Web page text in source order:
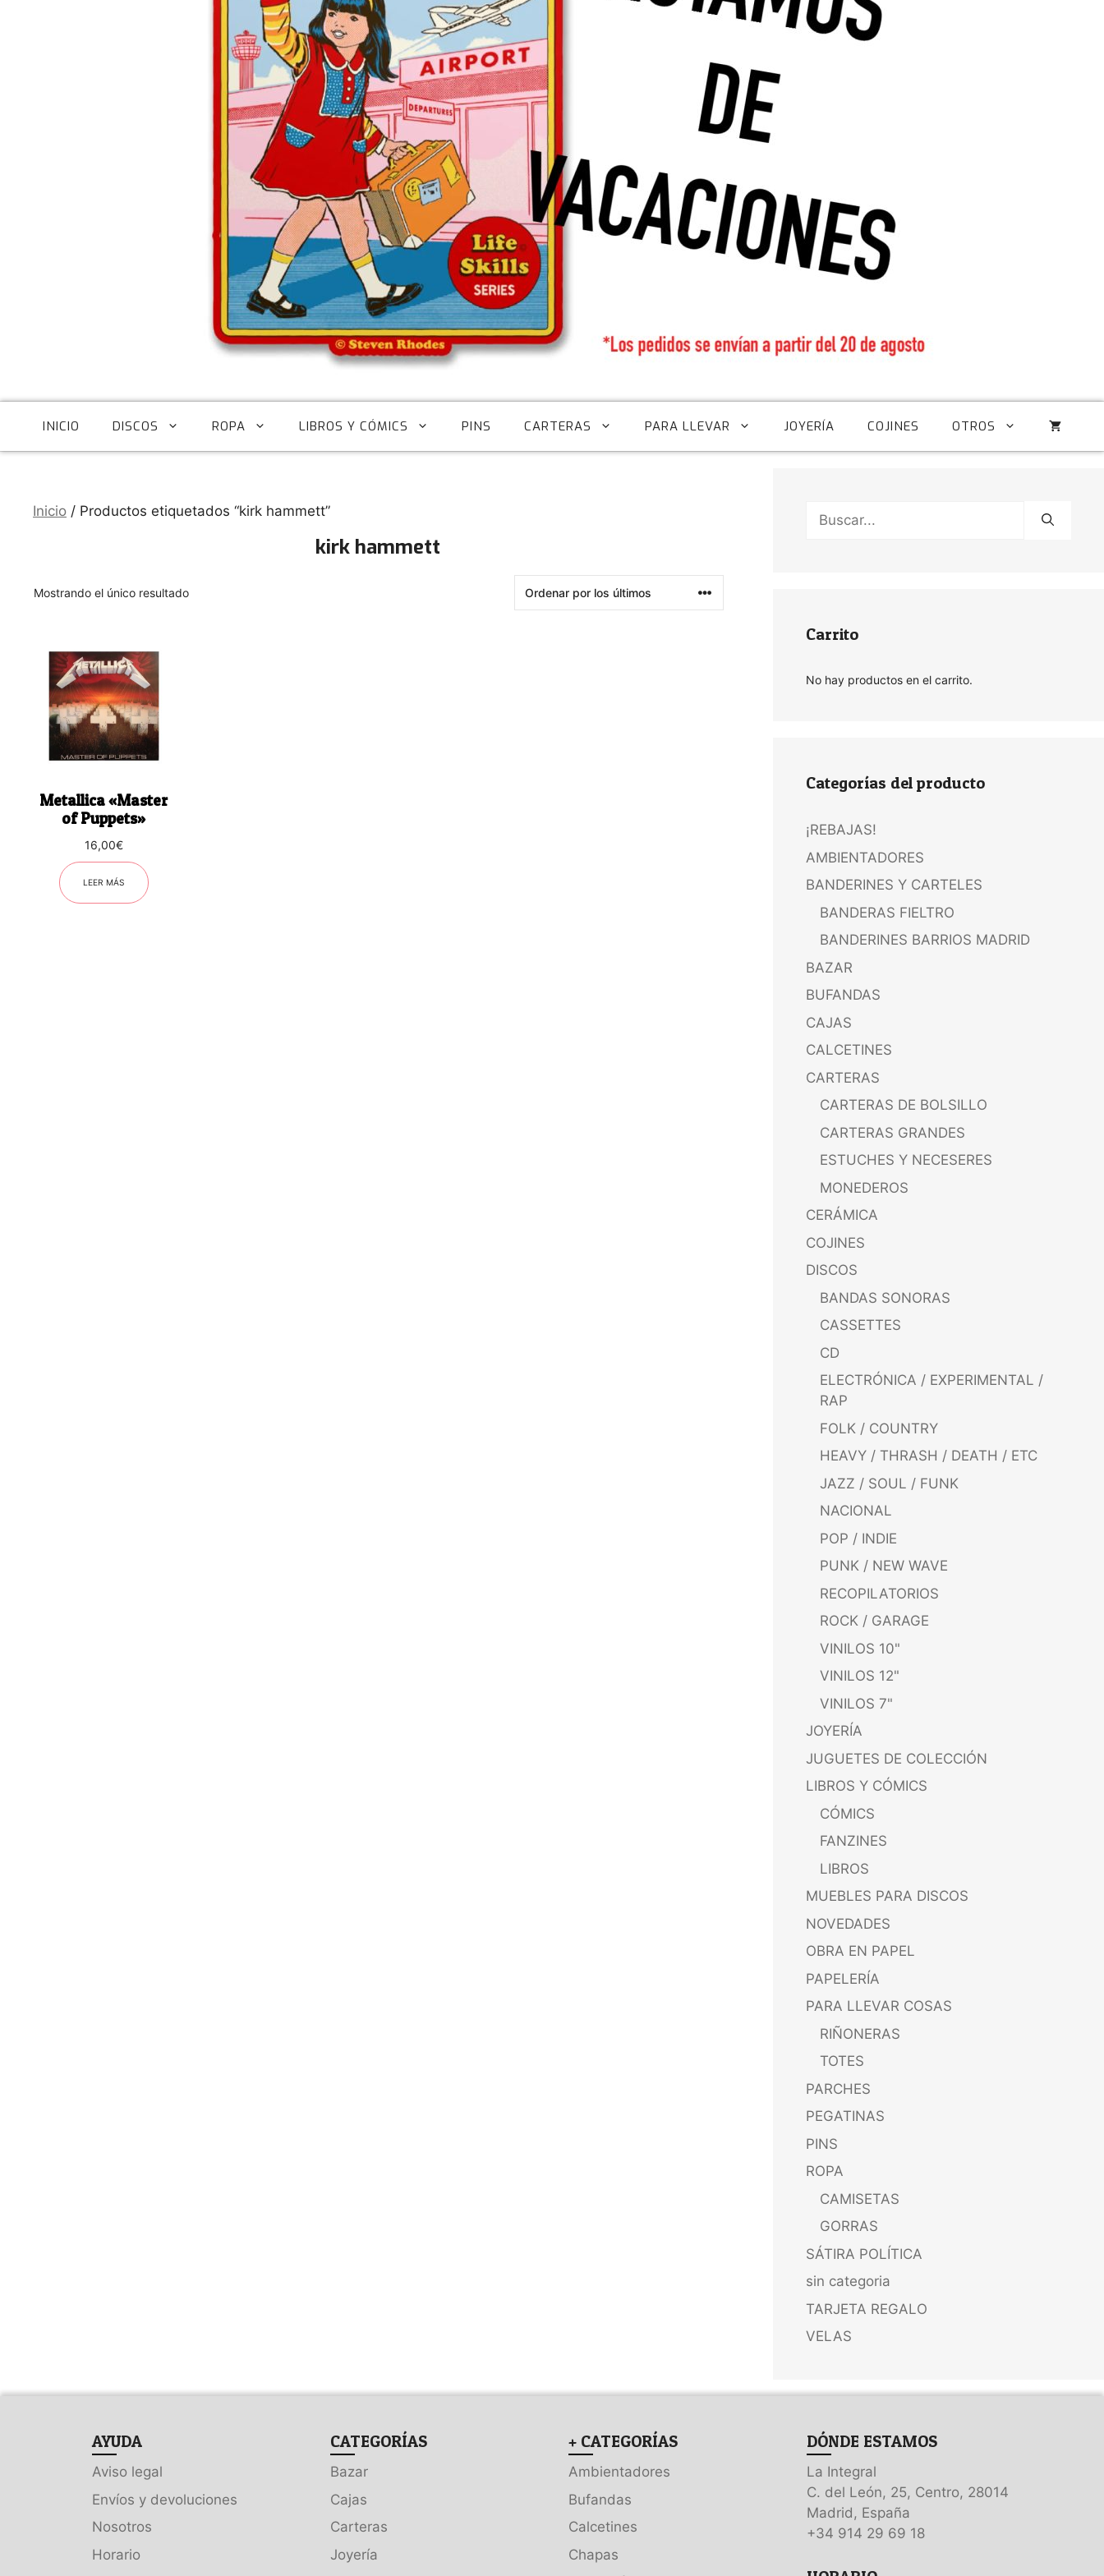
INICIO DISCOS ROPA LIBROS Y CÓMICS PINS CARTERAS PARA LLEVAR JOYERÍA COJINES OTROS
Inicio / Productos etiquetados “kirk hammett”
kirk hammett
Mostrando el único resultado
Metallica «Master
of Puppets»
16,00€
LEER MÁS
Buscar:
Carrito
No hay productos en el carrito.
Categorías del producto
¡REBAJAS!
AMBIENTADORES
BANDERINES Y CARTELES
BANDERAS FIELTRO
BANDERINES BARRIOS MADRID
BAZAR
BUFANDAS
CAJAS
CALCETINES
CARTERAS
CARTERAS DE BOLSILLO
CARTERAS GRANDES
ESTUCHES Y NECESERES
MONEDEROS
CERÁMICA
COJINES
DISCOS
BANDAS SONORAS
CASSETTES
CD
ELECTRÓNICA / EXPERIMENTAL /
RAP
FOLK / COUNTRY
HEAVY / THRASH / DEATH / ETC
JAZZ / SOUL / FUNK
NACIONAL
POP / INDIE
PUNK / NEW WAVE
RECOPILATORIOS
ROCK / GARAGE
VINILOS 10"
VINILOS 12"
VINILOS 7"
JOYERÍA
JUGUETES DE COLECCIÓN
LIBROS Y CÓMICS
CÓMICS
FANZINES
LIBROS
MUEBLES PARA DISCOS
NOVEDADES
OBRA EN PAPEL
PAPELERÍA
PARA LLEVAR COSAS
RIÑONERAS
TOTES
PARCHES
PEGATINAS
PINS
ROPA
CAMISETAS
GORRAS
SÁTIRA POLÍTICA
sin categoria
TARJETA REGALO
VELAS
AYUDA
Aviso legal
Envíos y devoluciones
Nosotros
Horario
CATEGORÍAS
Bazar
Cajas
Carteras
Joyería
+ CATEGORÍAS
Ambientadores
Bufandas
Calcetines
Chapas
DÓNDE ESTAMOS
La Integral
C. del León, 25, Centro, 28014
Madrid, España
+34 914 29 69 18